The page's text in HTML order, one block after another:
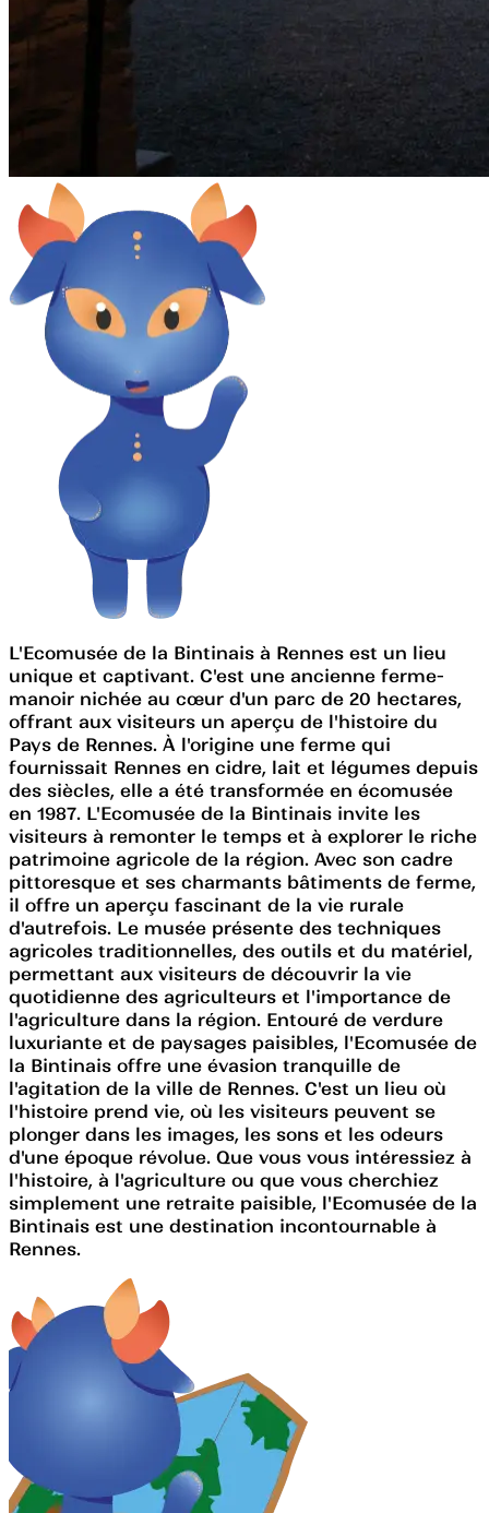
L'Ecomusée de la Bintinais à Rennes est un lieu
unique et captivant. C'est une ancienne ferme-
manoir nichée au cœur d'un parc de 20 hectares,
offrant aux visiteurs un aperçu de l'histoire du
Pays de Rennes. À l'origine une ferme qui
fournissait Rennes en cidre, lait et légumes depuis
des siècles, elle a été transformée en écomusée
en 1987. L'Ecomusée de la Bintinais invite les
visiteurs à remonter le temps et à explorer le riche
patrimoine agricole de la région. Avec son cadre
pittoresque et ses charmants bâtiments de ferme,
il offre un aperçu fascinant de la vie rurale
d'autrefois. Le musée présente des techniques
agricoles traditionnelles, des outils et du matériel,
permettant aux visiteurs de découvrir la vie
quotidienne des agriculteurs et l'importance de
l'agriculture dans la région. Entouré de verdure
luxuriante et de paysages paisibles, l'Ecomusée de
la Bintinais offre une évasion tranquille de
l'agitation de la ville de Rennes. C'est un lieu où
l'histoire prend vie, où les visiteurs peuvent se
plonger dans les images, les sons et les odeurs
d'une époque révolue. Que vous vous intéressiez à
l'histoire, à l'agriculture ou que vous cherchiez
simplement une retraite paisible, l'Ecomusée de la
Bintinais est une destination incontournable à
Rennes.